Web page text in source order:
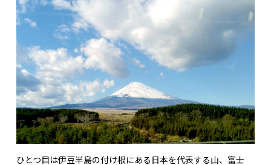
ひとつ目は伊豆半島の付け根にある日本を代表する山、富士